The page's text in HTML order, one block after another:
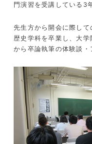
門演習を受講している 3
先生方から開会に際し
歴史学科を卒業し、大
から卒論執筆の体験談・